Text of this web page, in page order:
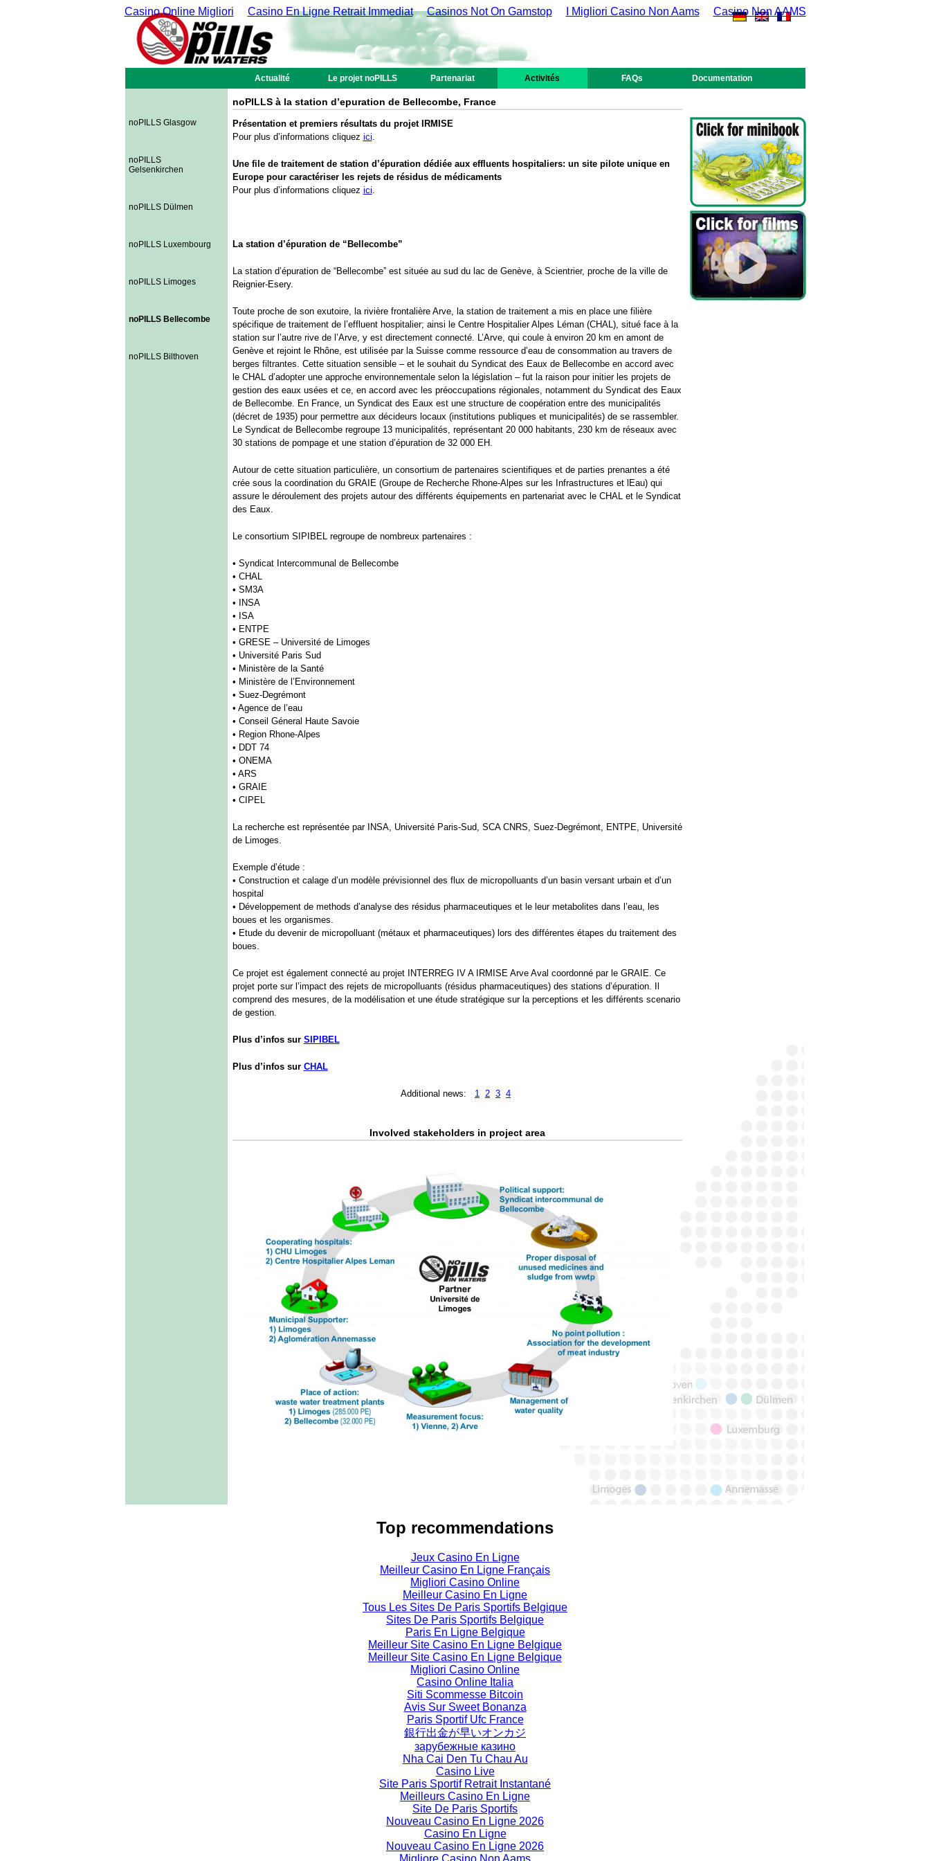
Casino Online Migliori Casino En Ligne Retrait Immediat Casinos Not On Gamstop I Migliori Casino Non Aams Casino Non AAMS
Actualité Le projet noPILLS Partenariat Activités FAQs Documentation
noPILLS Glasgow
noPILLS
Gelsenkirchen
noPILLS Dülmen
noPILLS Luxembourg
noPILLS Limoges
noPILLS Bellecombe
noPILLS Bilthoven
noPILLS à la station d’epuration de Bellecombe, France
Présentation et premiers résultats du projet IRMISE
Pour plus d’informations cliquez ici.
Une file de traitement de station d’épuration dédiée aux effluents hospitaliers: un site pilote unique en
Europe pour caractériser les rejets de résidus de médicaments
Pour plus d’informations cliquez ici.
La station d’épuration de “Bellecombe”
La station d’épuration de “Bellecombe” est située au sud du lac de Genève, à Scientrier, proche de la ville de
Reignier-Esery.
Toute proche de son exutoire, la rivière frontalière Arve, la station de traitement a mis en place une filière
spécifique de traitement de l’effluent hospitalier; ainsi le Centre Hospitalier Alpes Léman (CHAL), situé face à la
station sur l’autre rive de l’Arve, y est directement connecté. L’Arve, qui coule à environ 20 km en amont de
Genève et rejoint le Rhône, est utilisée par la Suisse comme ressource d’eau de consommation au travers de
berges filtrantes. Cette situation sensible – et le souhait du Syndicat des Eaux de Bellecombe en accord avec
le CHAL d’adopter une approche environnementale selon la législation – fut la raison pour initier les projets de
gestion des eaux usées et ce, en accord avec les préoccupations régionales, notamment du Syndicat des Eaux
de Bellecombe. En France, un Syndicat des Eaux est une structure de coopération entre des municipalités
(décret de 1935) pour permettre aux décideurs locaux (institutions publiques et municipalités) de se rassembler.
Le Syndicat de Bellecombe regroupe 13 municipalités, représentant 20 000 habitants, 230 km de réseaux avec
30 stations de pompage et une station d’épuration de 32 000 EH.
Autour de cette situation particulière, un consortium de partenaires scientifiques et de parties prenantes a été
crée sous la coordination du GRAIE (Groupe de Recherche Rhone-Alpes sur les Infrastructures et lEau) qui
assure le déroulement des projets autour des différents équipements en partenariat avec le CHAL et le Syndicat
des Eaux.
Le consortium SIPIBEL regroupe de nombreux partenaires :
• Syndicat Intercommunal de Bellecombe
• CHAL
• SM3A
• INSA
• ISA
• ENTPE
• GRESE – Université de Limoges
• Université Paris Sud
• Ministère de la Santé
• Ministère de l’Environnement
• Suez-Degrémont
• Agence de l’eau
• Conseil Géneral Haute Savoie
• Region Rhone-Alpes
• DDT 74
• ONEMA
• ARS
• GRAIE
• CIPEL
La recherche est représentée par INSA, Université Paris-Sud, SCA CNRS, Suez-Degrémont, ENTPE, Université
de Limoges.
Exemple d’étude :
• Construction et calage d’un modèle prévisionnel des flux de micropolluants d’un basin versant urbain et d’un
hospital
• Développement de methods d’analyse des résidus pharmaceutiques et le leur metabolites dans l’eau, les
boues et les organismes.
• Etude du devenir de micropolluant (métaux et pharmaceutiques) lors des différentes étapes du traitement des
boues.
Ce projet est également connecté au projet INTERREG IV A IRMISE Arve Aval coordonné par le GRAIE. Ce
projet porte sur l’impact des rejets de micropolluants (résidus pharmaceutiques) des stations d’épuration. Il
comprend des mesures, de la modélisation et une étude stratégique sur la perceptions et les différents scenario
de gestion.
Plus d’infos sur SIPIBEL
Plus d’infos sur CHAL
Additional news: 1 2 3 4
Involved stakeholders in project area
Top recommendations
Jeux Casino En Ligne
Meilleur Casino En Ligne Français
Migliori Casino Online
Meilleur Casino En Ligne
Tous Les Sites De Paris Sportifs Belgique
Sites De Paris Sportifs Belgique
Paris En Ligne Belgique
Meilleur Site Casino En Ligne Belgique
Meilleur Site Casino En Ligne Belgique
Migliori Casino Online
Casino Online Italia
Siti Scommesse Bitcoin
Avis Sur Sweet Bonanza
Paris Sportif Ufc France
銀行出金が早いオンカジ
зарубежные казино
Nha Cai Den Tu Chau Au
Casino Live
Site Paris Sportif Retrait Instantané
Meilleurs Casino En Ligne
Site De Paris Sportifs
Nouveau Casino En Ligne 2026
Casino En Ligne
Nouveau Casino En Ligne 2026
Migliore Casino Non Aams